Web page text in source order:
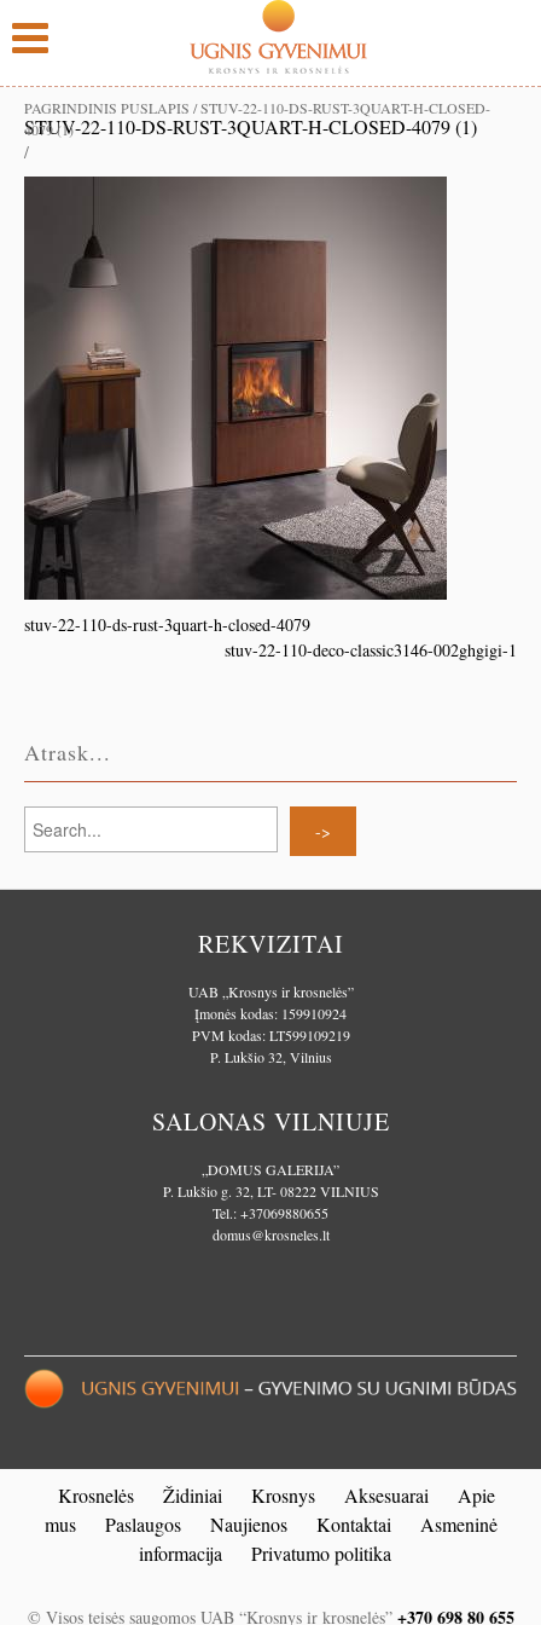
PAGRINDINIS PUSLAPIS /STUV-22-110-DS-RUST-3QUART-H-CLOSED-
4079 (1)
STUV-22-110-DS-RUST-3QUART-H-CLOSED-4079 (1)
/
stuv-22-110-ds-rust-3quart-h-closed-4079
stuv-22-110-deco-classic3146-002ghgigi-1
Atrask...
REKVIZITAI
UAB „Krosnys ir krosnelės”
Įmonės kodas: 159910924
PVM kodas: LT599109219
P. Lukšio 32, Vilnius
SALONAS VILNIUJE
„DOMUS GALERIJA”
P. Lukšio g. 32, LT- 08222 VILNIUS
Tel.:+37069880655
domus@krosneles.lt
Krosnelės Židiniai Krosnys Aksesuarai
Apie
mus
Paslaugos Naujienos Kontaktai
Asmeninė
informacija
Privatumo politika
© Visos teisės saugomos UAB “Krosnys ir krosnelės” +370 698 80 655